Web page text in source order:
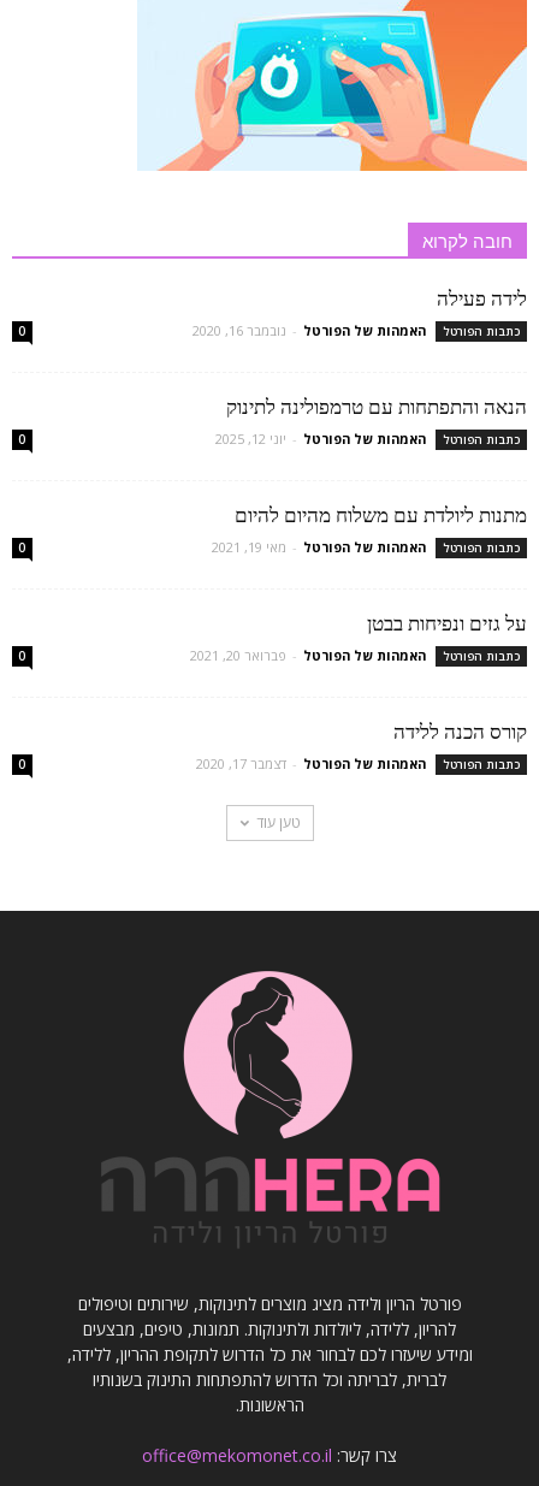
חובה לקרוא
לידה פעילה
כתבות הפורטל האמהות של הפורטל - נובמבר 16, 2020 0
הנאה והתפתחות עם טרמפולינה לתינוק
כתבות הפורטל האמהות של הפורטל - יוני 12, 2025 0
מתנות ליולדת עם משלוח מהיום להיום
כתבות הפורטל האמהות של הפורטל - מאי 19, 2021 0
על גזים ונפיחות בבטן
כתבות הפורטל האמהות של הפורטל - פברואר 20, 2021 0
קורס הכנה ללידה
כתבות הפורטל האמהות של הפורטל - דצמבר 17, 2020 0
טען עוד
פורטל הריון ולידה מציג מוצרים לתינוקות, שירותים וטיפולים
להריון, ללידה, ליולדות ולתינוקות. תמונות, טיפים, מבצעים
ומידע שיעזרו לכם לבחור את כל הדרוש לתקופת ההריון, ללידה,
לברית, לבריתה וכל הדרוש להתפתחות התינוק בשנותיו
הראשונות.
צרו קשר: office@mekomonet.co.il